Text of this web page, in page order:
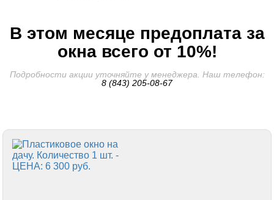
В этом месяце предоплата за
окна всего от 10%!
Подробности акции уточняйте у менеджера. Наш телефон:
8 (843) 205-08-67